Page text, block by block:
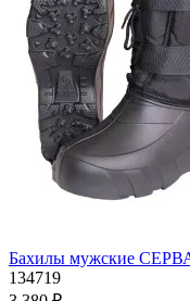
Бахилы мужские
134719